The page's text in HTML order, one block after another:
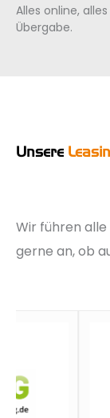
Alles online,
Übergabe.
Unsere
Wir führen alle
gerne an, ob